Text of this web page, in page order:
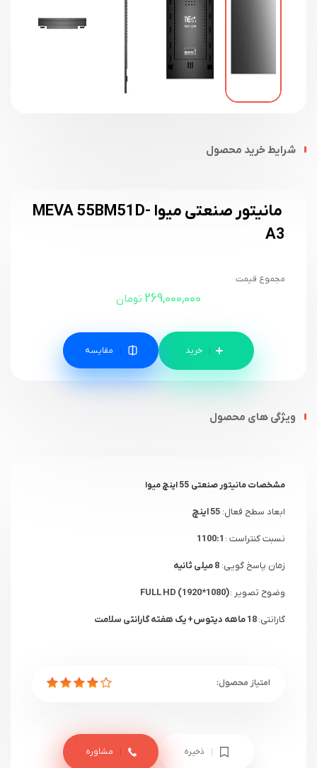
شرایط خرید محصول
مانیتور صنعتی میوا MEVA 55BM51D-
A3
مجموع قیمت
269,000,000 تومان
مقایسه
ویژگی های محصول
مشخصاتمانیتور صنعتی 55 اینچ میوا
ابعاد سطح فعال: 55 اینچ
نسبت کنتراست :
زمان پاسخ گویی: 8 میلی ثانیه
وضوح تصویر :
گارانتی:
ذخیره مشاوره